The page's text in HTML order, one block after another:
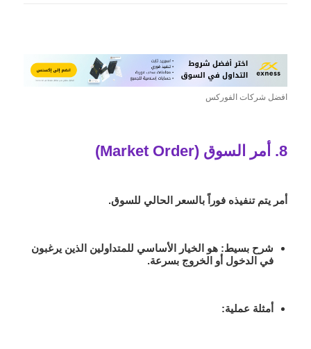
افضل شركات الفوركس
8. أمر السوق (Market Order)
أمر يتم تنفيذه فوراً بالسعر الحالي للسوق.
شرح بسيط: هو الخيار الأساسي للمتداولين الذين يرغبون
في الدخول أو الخروج بسرعة.
أمثلة عملية: